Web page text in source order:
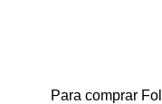
Para comprar